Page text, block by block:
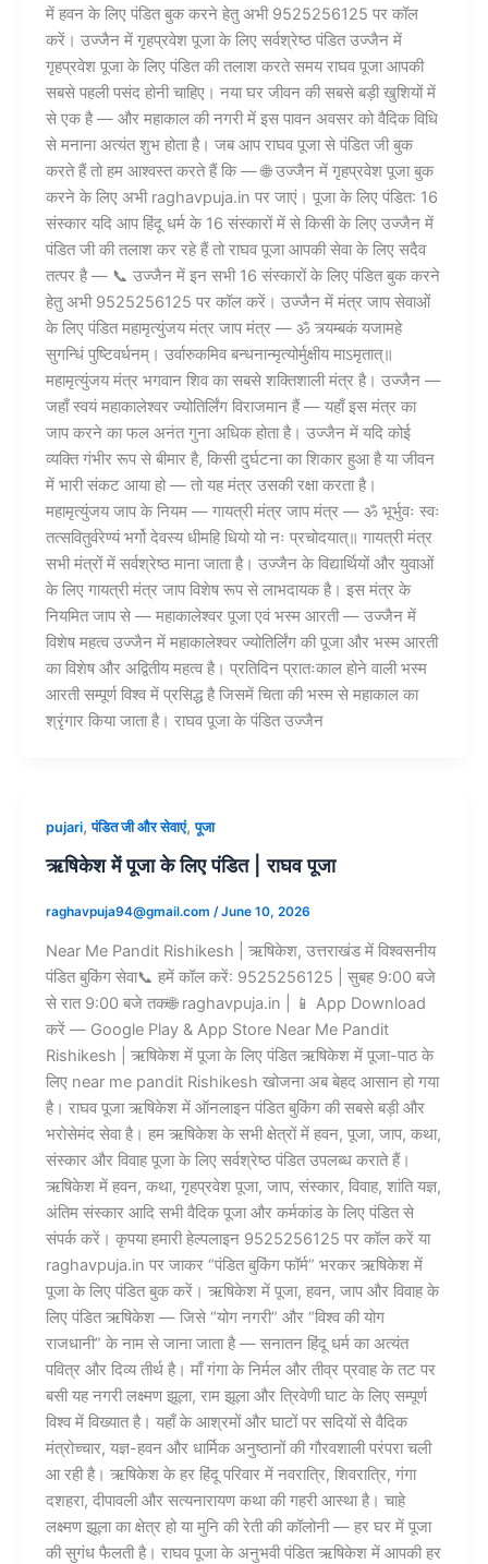
में हवन के लिए पंडित बुक करने हेतु अभी 9525256125 पर कॉल
करें। उज्जैन में गृहप्रवेश पूजा के लिए सर्वश्रेष्ठ पंडित उज्जैन में
गृहप्रवेश पूजा के लिए पंडित की तलाश करते समय राघव पूजा आपकी
सबसे पहली पसंद होनी चाहिए। नया घर जीवन की सबसे बड़ी खुशियों में
से एक है — और महाकाल की नगरी में इस पावन अवसर को वैदिक विधि
से मनाना अत्यंत शुभ होता है। जब आप राघव पूजा से पंडित जी बुक
करते हैं तो हम आश्वस्त करते हैं कि — 🌐 उज्जैन में गृहप्रवेश पूजा बुक
करने के लिए अभी raghavpuja.in पर जाएं। पूजा के लिए पंडित: 16
संस्कार यदि आप हिंदू धर्म के 16 संस्कारों में से किसी के लिए उज्जैन में
पंडित जी की तलाश कर रहे हैं तो राघव पूजा आपकी सेवा के लिए सदैव
तत्पर है — 📞 उज्जैन में इन सभी 16 संस्कारों के लिए पंडित बुक करने
हेतु अभी 9525256125 पर कॉल करें। उज्जैन में मंत्र जाप सेवाओं
के लिए पंडित महामृत्युंजय मंत्र जाप मंत्र — ॐ त्र्यम्बकं यजामहे
सुगन्धिं पुष्टिवर्धनम्। उर्वारुकमिव बन्धनान्मृत्योर्मुक्षीय माऽमृतात्॥
महामृत्युंजय मंत्र भगवान शिव का सबसे शक्तिशाली मंत्र है। उज्जैन —
जहाँ स्वयं महाकालेश्वर ज्योतिर्लिंग विराजमान हैं — यहाँ इस मंत्र का
जाप करने का फल अनंत गुना अधिक होता है। उज्जैन में यदि कोई
व्यक्ति गंभीर रूप से बीमार है, किसी दुर्घटना का शिकार हुआ है या जीवन
में भारी संकट आया हो — तो यह मंत्र उसकी रक्षा करता है।
महामृत्युंजय जाप के नियम — गायत्री मंत्र जाप मंत्र — ॐ भूर्भुवः स्वः
तत्सवितुर्वरेण्यं भर्गो देवस्य धीमहि धियो यो नः प्रचोदयात्॥ गायत्री मंत्र
सभी मंत्रों में सर्वश्रेष्ठ माना जाता है। उज्जैन के विद्यार्थियों और युवाओं
के लिए गायत्री मंत्र जाप विशेष रूप से लाभदायक है। इस मंत्र के
नियमित जाप से — महाकालेश्वर पूजा एवं भस्म आरती — उज्जैन में
विशेष महत्व उज्जैन में महाकालेश्वर ज्योतिर्लिंग की पूजा और भस्म आरती
का विशेष और अद्वितीय महत्व है। प्रतिदिन प्रातःकाल होने वाली भस्म
आरती सम्पूर्ण विश्व में प्रसिद्ध है जिसमें चिता की भस्म से महाकाल का
श्रृंगार किया जाता है। राघव पूजा के पंडित उज्जैन
pujari,पंडित जी और सेवाएं,पूजा
ऋषिकेश में पूजा के लिए पंडित | राघव पूजा
raghavpuja94@gmail.com /June 10, 2026
Near Me Pandit Rishikesh | ऋषिकेश, उत्तराखंड में विश्वसनीय
पंडित बुकिंग सेवा📞 हमें कॉल करें: 9525256125 | सुबह 9:00 बजे
से रात 9:00 बजे तक🌐 raghavpuja.in | 📱 App Download
करें — Google Play & App Store Near Me Pandit
Rishikesh | ऋषिकेश में पूजा के लिए पंडित ऋषिकेश में पूजा-पाठ के
लिए near me pandit Rishikesh खोजना अब बेहद आसान हो गया
है। राघव पूजा ऋषिकेश में ऑनलाइन पंडित बुकिंग की सबसे बड़ी और
भरोसेमंद सेवा है। हम ऋषिकेश के सभी क्षेत्रों में हवन, पूजा, जाप, कथा,
संस्कार और विवाह पूजा के लिए सर्वश्रेष्ठ पंडित उपलब्ध कराते हैं।
ऋषिकेश में हवन, कथा, गृहप्रवेश पूजा, जाप, संस्कार, विवाह, शांति यज्ञ,
अंतिम संस्कार आदि सभी वैदिक पूजा और कर्मकांड के लिए पंडित से
संपर्क करें। कृपया हमारी हेल्पलाइन 9525256125 पर कॉल करें या
raghavpuja.in पर जाकर “पंडित बुकिंग फॉर्म” भरकर ऋषिकेश में
पूजा के लिए पंडित बुक करें। ऋषिकेश में पूजा, हवन, जाप और विवाह के
लिए पंडित ऋषिकेश — जिसे “योग नगरी” और “विश्व की योग
राजधानी” के नाम से जाना जाता है — सनातन हिंदू धर्म का अत्यंत
पवित्र और दिव्य तीर्थ है। माँ गंगा के निर्मल और तीव्र प्रवाह के तट पर
बसी यह नगरी लक्ष्मण झूला, राम झूला और त्रिवेणी घाट के लिए सम्पूर्ण
विश्व में विख्यात है। यहाँ के आश्रमों और घाटों पर सदियों से वैदिक
मंत्रोच्चार, यज्ञ-हवन और धार्मिक अनुष्ठानों की गौरवशाली परंपरा चली
आ रही है। ऋषिकेश के हर हिंदू परिवार में नवरात्रि, शिवरात्रि, गंगा
दशहरा, दीपावली और सत्यनारायण कथा की गहरी आस्था है। चाहे
लक्ष्मण झूला का क्षेत्र हो या मुनि की रेती की कॉलोनी — हर घर में पूजा
की सुगंध फैलती है। राघव पूजा के अनुभवी पंडित ऋषिकेश में आपकी हर